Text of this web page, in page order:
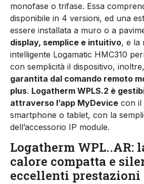
monofase o trifase. Essa
disponibile in 4 versioni, ed una
essere installata a muro o a
display, semplice e intuitivo, e la
intelligente Logamatic HMC310
con semplicità il dispositivo, inoltre,
garantita dal comando remoto
plus. Logatherm WPLS.2 è
attraverso l’app MyDevice con il
smartphone o tablet, con la
dell’accessorio IP module.
Logatherm WPL..AR:
calore compatta e
eccellenti prestazioni